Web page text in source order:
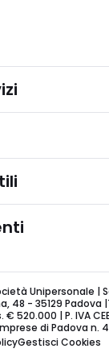
Unipersonale |
48 - 35129 Padova
520.000 | P. IVA CEE
di Padova n.
Gestisci Cookies